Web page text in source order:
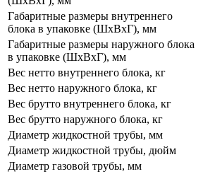
Габаритные размеры внутреннего
блока в упаковке (ШxВxГ), мм
Габаритные размеры наружного блока
в упаковке (ШxВxГ), мм
Вес нетто внутреннего блока, кг
Вес нетто наружного блока, кг
Вес брутто внутреннего блока, кг
Вес брутто наружного блока, кг
Диаметр жидкостной трубы, мм
Диаметр жидкостной трубы, дюйм
Диаметр газовой трубы, мм